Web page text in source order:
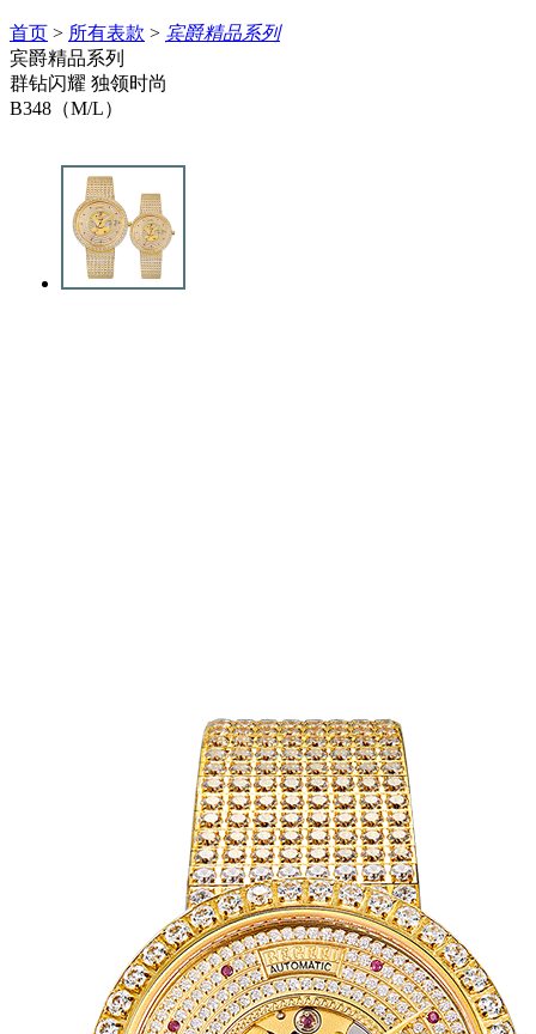
首页 > 所有表款 > 宾爵精品系列
宾爵精品系列
群钻闪耀 独领时尚
B348（M/L）